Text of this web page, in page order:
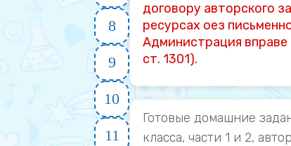
8
9
10
11
договору авторского
ресурсах оез
Администрация
ст. 1301).
Готовые домашние
класса, части 1 и 2,